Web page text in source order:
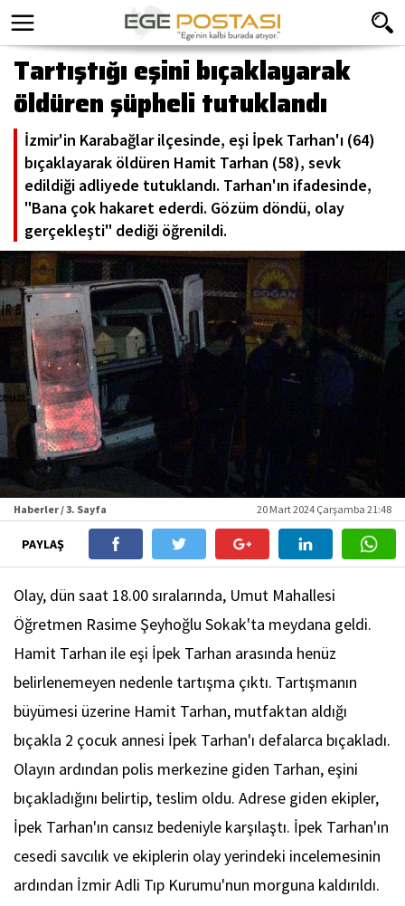
Tartıştığı eşini bıçaklayarak
öldüren şüpheli tutuklandı
İzmir'in Karabağlar ilçesinde, eşi İpek Tarhan'ı (64)
bıçaklayarak öldüren Hamit Tarhan (58), sevk
edildiği adliyede tutuklandı. Tarhan'ın ifadesinde,
"Bana çok hakaret ederdi. Gözüm döndü, olay
gerçekleşti" dediği öğrenildi.
Haberler / 3. Sayfa 20 Mart 2024 Çarşamba 21:48
PAYLAŞ
Olay, dün saat 18.00 sıralarında, Umut Mahallesi
Öğretmen Rasime Şeyhoğlu Sokak'ta meydana geldi.
Hamit Tarhan ile eşi İpek Tarhan arasında henüz
belirlenemeyen nedenle tartışma çıktı. Tartışmanın
büyümesi üzerine Hamit Tarhan, mutfaktan aldığı
bıçakla 2 çocuk annesi İpek Tarhan'ı defalarca bıçakladı.
Olayın ardından polis merkezine giden Tarhan, eşini
bıçakladığını belirtip, teslim oldu. Adrese giden ekipler,
İpek Tarhan'ın cansız bedeniyle karşılaştı. İpek Tarhan'ın
cesedi savcılık ve ekiplerin olay yerindeki incelemesinin
ardından İzmir Adli Tıp Kurumu'nun morguna kaldırıldı.